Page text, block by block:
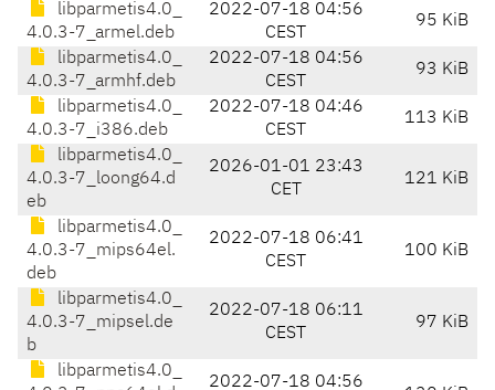
libparmetis4.0_
4.0.3-7_armel.deb
2022-07-18 04:56
CEST
95 KiB
libparmetis4.0_
4.0.3-7_armhf.deb
2022-07-18 04:56
CEST
93 KiB
libparmetis4.0_
4.0.3-7_i386.deb
2022-07-18 04:46
CEST
113 KiB
libparmetis4.0_
4.0.3-7_loong64.d
eb
2026-01-01 23:43
CET
121 KiB
libparmetis4.0_
4.0.3-7_mips64el.
deb
2022-07-18 06:41
CEST
100 KiB
libparmetis4.0_
4.0.3-7_mipsel.de
b
2022-07-18 06:11
CEST
97 KiB
libparmetis4.0_
2022-07-18 04:56